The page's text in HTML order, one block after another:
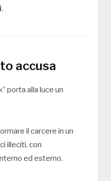
.
accusa
porta alla luce un
il carcere in un
illeciti, con
ed esterno.